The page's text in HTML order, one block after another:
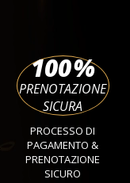
100%
PRENOTAZIONE
SICURA
PROCESSO DI
PAGAMENTO &
PRENOTAZIONE
SICURO